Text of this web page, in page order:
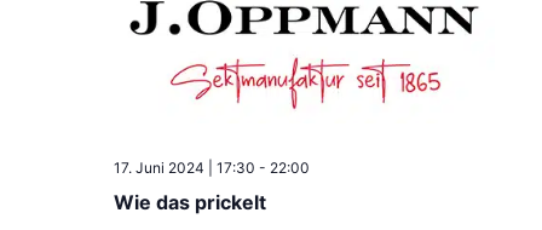
Wie das prickelt
17. Juni 2024 | 17:30 - 22:00